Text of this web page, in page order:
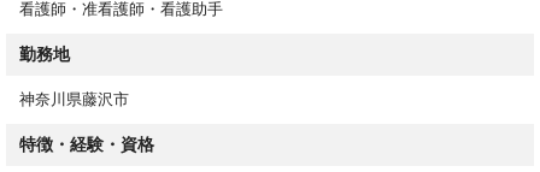
介護施設やクリニックでの看護業務
※介護と看護のお仕事は分かれています。
具体的には・・・
・入居者の健康管理やバイタルチェック
看護師・准看護師・看護助手
勤務地
神奈川県藤沢市
特徴・経験・資格